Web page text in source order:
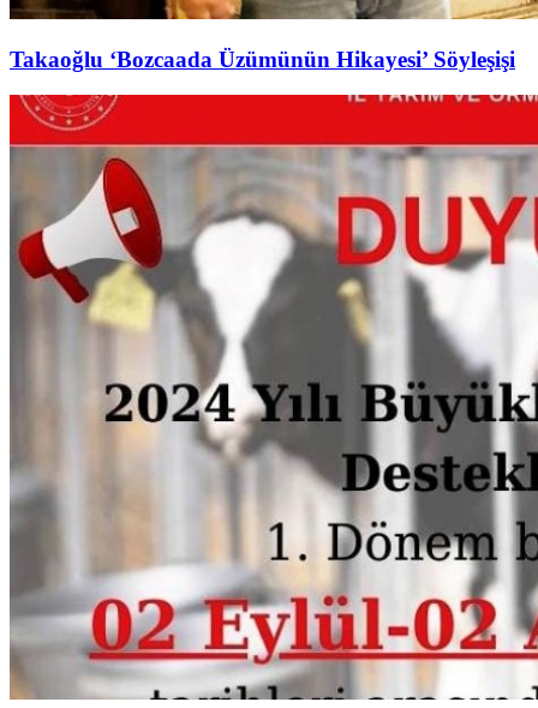
Takaoğlu ‘Bozcaada Üzümünün Hikayesi’ Söyleşişi